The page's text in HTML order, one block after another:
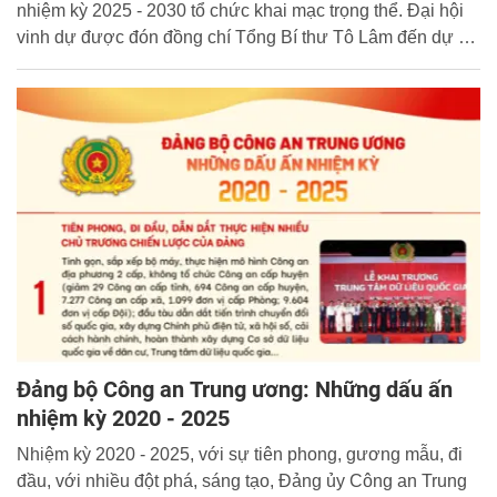
nhiệm kỳ 2025 - 2030 tổ chức khai mạc trọng thể. Đại hội
vinh dự được đón đồng chí Tổng Bí thư Tô Lâm đến dự và
Đảng bộ Công an Trung ương: Những dấu ấn
nhiệm kỳ 2020 - 2025
Nhiệm kỳ 2020 - 2025, với sự tiên phong, gương mẫu, đi
đầu, với nhiều đột phá, sáng tạo, Đảng ủy Công an Trung